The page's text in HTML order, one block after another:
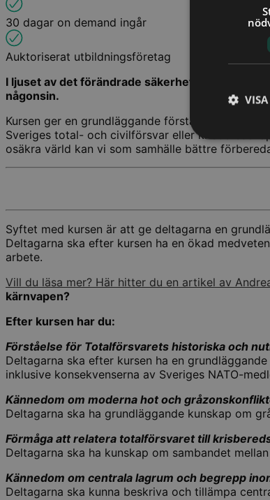
30 dagar on demand ingår
Auktoriserat utbildningsföretag
I ljuset av det förändrade säkerhetsläget i
någonsin.
Kursen ger en grundläggande förståelse för
Sveriges total- och civilförsvar eller
osäkra värld kan vi som samhälle bättre
Syftet med kursen är att ge deltagarna en
Deltagarna ska efter kursen ha en ökad
arbete.
Vill du läsa mer? Här hitter du en artikel av
kärnvapen?
Efter kursen har du:
Förståelse för Totalförsvarets historiska och
Deltagarna ska efter kursen ha en
inklusive konsekvenserna av Sveriges NATO-
Kännedom om moderna hot och
Deltagarna ska ha grundläggande kunskap om
Förmåga att relatera totalförsvaret till
Deltagarna ska ha kunskap om sambandet
Kännedom om centrala lagrum och begrepp
Deltagarna ska kunna beskriva och tillämpa
VISA